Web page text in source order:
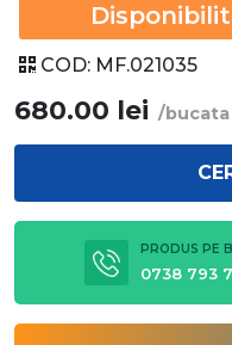
COD: MF.021035
680.00 lei /bucata
PRODUS PE
0738 793